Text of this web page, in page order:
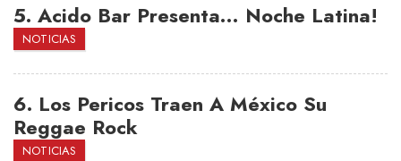
5. Acido Bar Presenta… Noche Latina!
NOTICIAS
6. Los Pericos Traen A México Su
Reggae Rock
NOTICIAS